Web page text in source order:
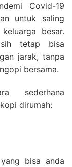
Covid-19
untuk saling
besar.
tetap bisa
jarak, tanpa
bersama.
sederhana
dirumah:
bisa anda